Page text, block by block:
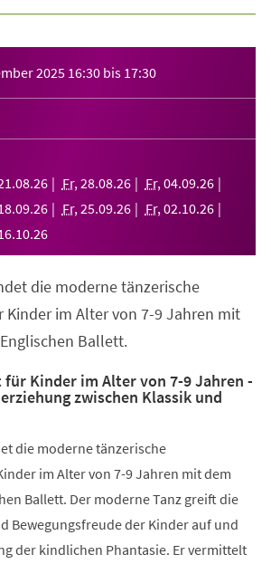
2025 16:30 bis 17:30
.08.26 Fr, 28.08.26 Fr, 04.09.26
.09.26 Fr, 25.09.26 Fr, 02.10.26
.10.26
die moderne tänzerische
Kinder im Alter von 7-9 Jahren mit
Ballett.
Kinder im Alter von 7-9 Jahren -
zwischen Klassik und
die moderne tänzerische
im Alter von 7-9 Jahren mit dem
Ballett. Der moderne Tanz greift die
Bewegungsfreude der Kinder auf und
der kindlichen Phantasie. Er vermittelt